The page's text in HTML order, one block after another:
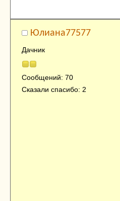
Юлиана77577
Дачник
Сообщений: 70
Сказали спасибо: 2